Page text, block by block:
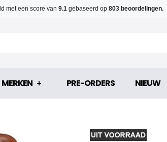
met een score van 9.1 gebaseerd op 803 beoordelingen.
MERKEN PRE-ORDERS NIEUW